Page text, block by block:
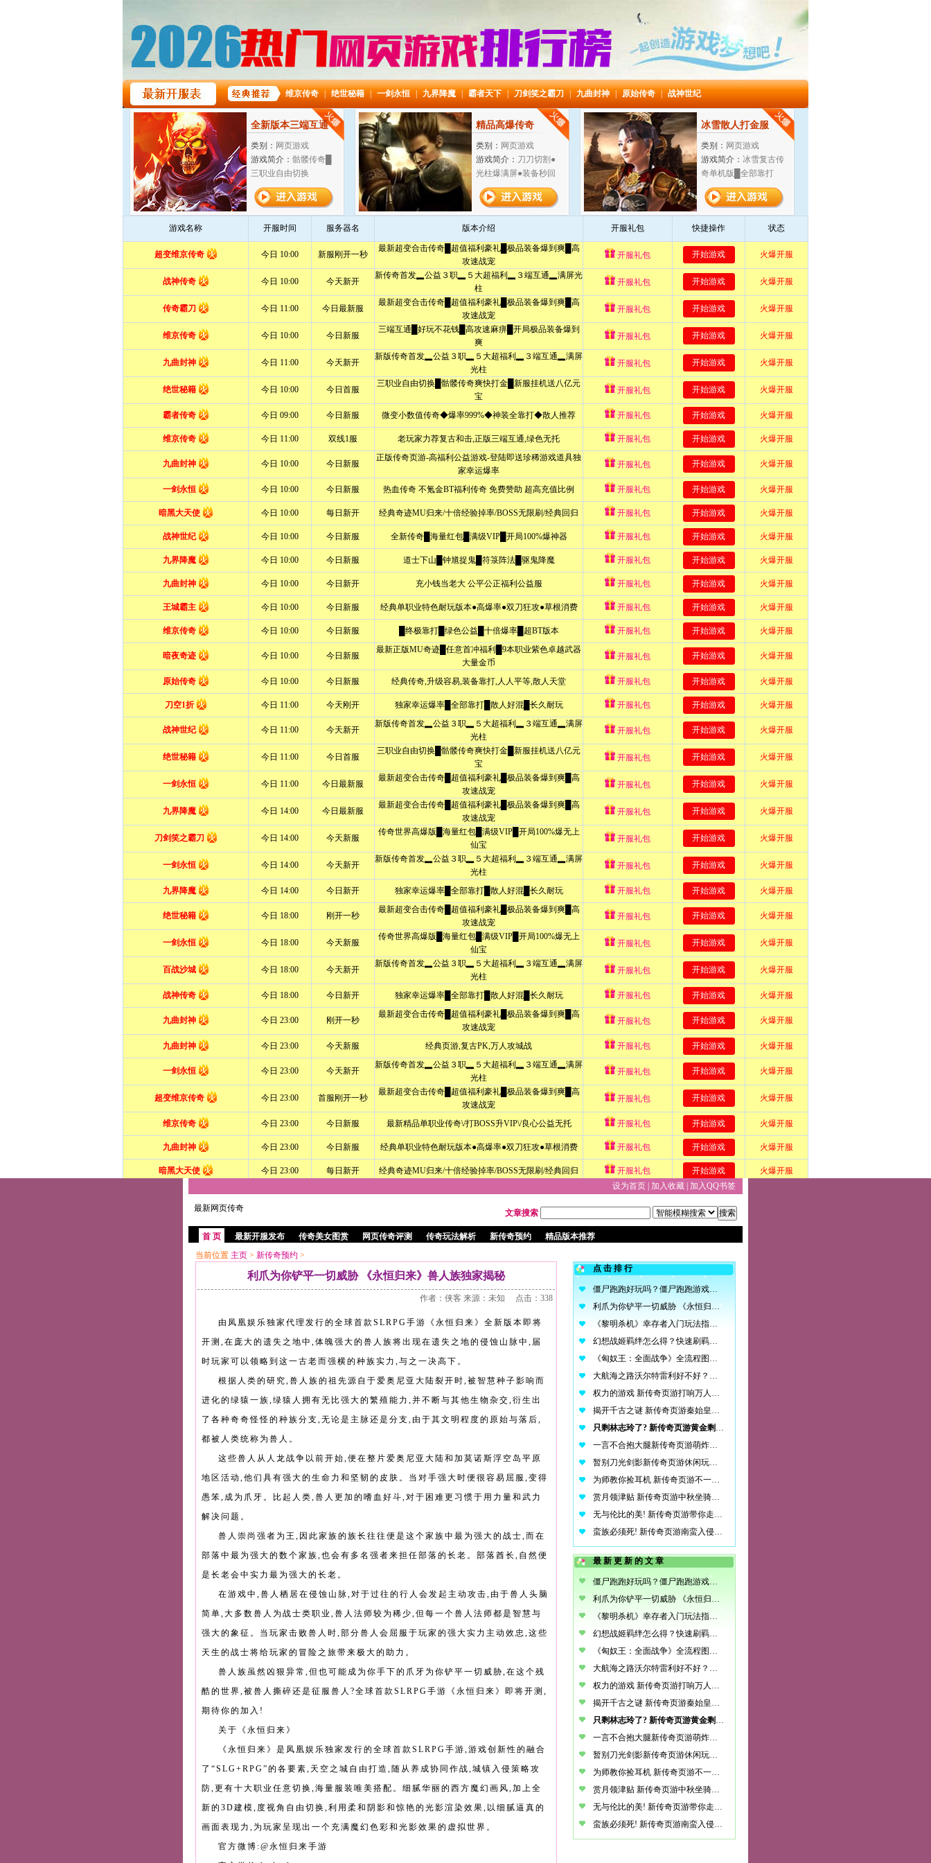
设为首页 加入收藏 加入QQ书签
最新网页传奇 文章搜索 搜索
首 页 最新开服发布 传奇美女图赏 网页传奇评测 传奇玩法解析 新传奇预约
精品版本推荐
当前位置 主页 > 新传奇预约 >
利爪为你铲平一切威胁 《永恒归来》兽人族独家揭秘
作者：侠客 来源：未知 点击：338
由凤凰娱乐独家代理发行的全球首款SLRPG手游《永恒归来》全新版本即将
开测,在庞大的遗失之地中,体魄强大的兽人族将出现在遗失之地的侵蚀山脉中,届
时玩家可以领略到这一古老而强横的种族实力,与之一决高下。
根据人类的研究,兽人族的祖先源自于爱奥尼亚大陆裂开时,被智慧种子影响而
进化的绿猿一族,绿猿人拥有无比强大的繁殖能力,并不断与其他生物杂交,衍生出
了各种奇奇怪怪的种族分支,无论是主脉还是分支,由于其文明程度的原始与落后,
都被人类统称为兽人。
这些兽人从人龙战争以前开始,便在整片爱奥尼亚大陆和加莫诺斯浮空岛平原
地区活动,他们具有强大的生命力和坚韧的皮肤。当对手强大时便很容易屈服,变得
愚笨,成为爪牙。比起人类,兽人更加的嗜血好斗,对于困难更习惯于用力量和武力
解决问题。
兽人崇尚强者为王,因此家族的族长往往便是这个家族中最为强大的战士,而在
部落中最为强大的数个家族,也会有多名强者来担任部落的长老。部落酋长,自然便
是长老会中实力最为强大的长老。
在游戏中,兽人栖居在侵蚀山脉,对于过往的行人会发起主动攻击,由于兽人头脑
简单,大多数兽人为战士类职业,兽人法师较为稀少,但每一个兽人法师都是智慧与
强大的象征。当玩家击败兽人时,部分兽人会屈服于玩家的强大实力主动效忠,这些
天生的战士将给玩家的冒险之旅带来极大的助力。
兽人族虽然凶狠异常,但也可能成为你手下的爪牙为你铲平一切威胁,在这个残
酷的世界,被兽人撕碎还是征服兽人?全球首款SLRPG手游《永恒归来》即将开测,
期待你的加入!
关于《永恒归来》
《永恒归来》是凤凰娱乐独家发行的全球首款SLRPG手游,游戏创新性的融合
了“SLG+RPG”的各要素,天空之城自由打造,随从养成协同作战,城镇入侵策略攻
防,更有十大职业任意切换,海量服装唯美搭配。细腻华丽的西方魔幻画风,加上全
新的3D建模,度视角自由切换,利用柔和阴影和惊艳的光影渲染效果,以细腻逼真的
画面表现力,为玩家呈现出一个充满魔幻色彩和光影效果的虚拟世界。
官方微博:@永恒归来手游
点击排行
僵尸跑跑好玩吗？僵尸跑跑游戏玩法特色介绍
利爪为你铲平一切威胁 《永恒归来》兽人族独家揭秘
《黎明杀机》幸存者入门玩法指南 人类新手教程
幻想战姬羁绊怎么得？快速刷羁绊技巧攻略
《匈奴王：全面战争》全流程图文教程攻略（完结）_第16页
大航海之路沃尔特雷利好不好？沃尔特雷利技能详解
权力的游戏 新传奇页游打响万人龙脉争夺战
揭开千古之谜 新传奇页游秦始皇陵玩法详解
只剩林志玲了? 新传奇页游黄金剩女大盘点
一言不合抱大腿新传奇页游萌炸珍兽曝光
暂别刀光剑影新传奇页游休闲玩法曝光
为师教你捡耳机 新传奇页游不一样的师徒系统
赏月领津贴 新传奇页游中秋坐骑免费送
无与伦比的美! 新传奇页游带你走进云梦山
蛮族必须死! 新传奇页游南蛮入侵副本详解
最新更新的文章
僵尸跑跑好玩吗？僵尸跑跑游戏玩法特色介绍
利爪为你铲平一切威胁 《永恒归来》兽人族独家揭
《黎明杀机》幸存者入门玩法指南 人类新手教程
幻想战姬羁绊怎么得？快速刷羁绊技巧攻略
《匈奴王：全面战争》全流程图文教程攻略（完结
大航海之路沃尔特雷利好不好？沃尔特雷利技能详
权力的游戏 新传奇页游打响万人龙脉争夺战
揭开千古之谜 新传奇页游秦始皇陵玩法详解
只剩林志玲了? 新传奇页游黄金剩女大盘点
一言不合抱大腿新传奇页游萌炸珍兽曝光
暂别刀光剑影新传奇页游休闲玩法曝光
为师教你捡耳机 新传奇页游不一样的师徒系统
赏月领津贴 新传奇页游中秋坐骑免费送
无与伦比的美! 新传奇页游带你走进云梦山
蛮族必须死! 新传奇页游南蛮入侵副本详解